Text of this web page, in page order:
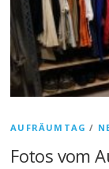
AUFRÄUMTAG /
Fotos vom